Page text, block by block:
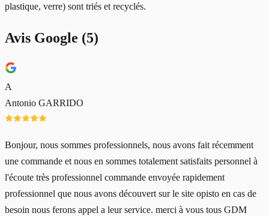
plastique, verre) sont triés et recyclés.
Avis Google (5)
A
Antonio GARRIDO
Bonjour, nous sommes professionnels, nous avons fait récemment
une commande et nous en sommes totalement satisfaits personnel à
l'écoute très professionnel commande envoyée rapidement
professionnel que nous avons découvert sur le site opisto en cas de
besoin nous ferons appel a leur service. merci à vous tous GDM